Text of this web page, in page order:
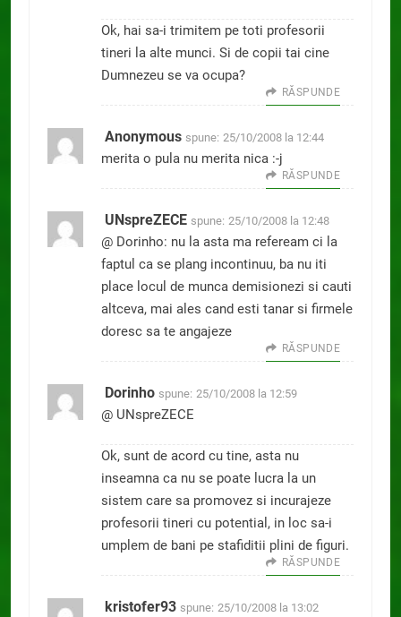
Ok, hai sa-i trimitem pe toti profesorii
tineri la alte munci. Si de copii tai cine
Dumnezeu se va ocupa?
RĂSPUNDE
Anonymous spune: 25/10/2008 la 12:44
merita o pula nu merita nica :-j
RĂSPUNDE
UNspreZECE spune: 25/10/2008 la 12:48
@ Dorinho: nu la asta ma refeream ci la
faptul ca se plang incontinuu, ba nu iti
place locul de munca demisionezi si cauti
altceva, mai ales cand esti tanar si firmele
doresc sa te angajeze
RĂSPUNDE
Dorinho spune: 25/10/2008 la 12:59
@ UNspreZECE
Ok, sunt de acord cu tine, asta nu
inseamna ca nu se poate lucra la un
sistem care sa promovez si incurajeze
profesorii tineri cu potential, in loc sa-i
umplem de bani pe stafiditii plini de figuri.
RĂSPUNDE
kristofer93 spune: 25/10/2008 la 13:02